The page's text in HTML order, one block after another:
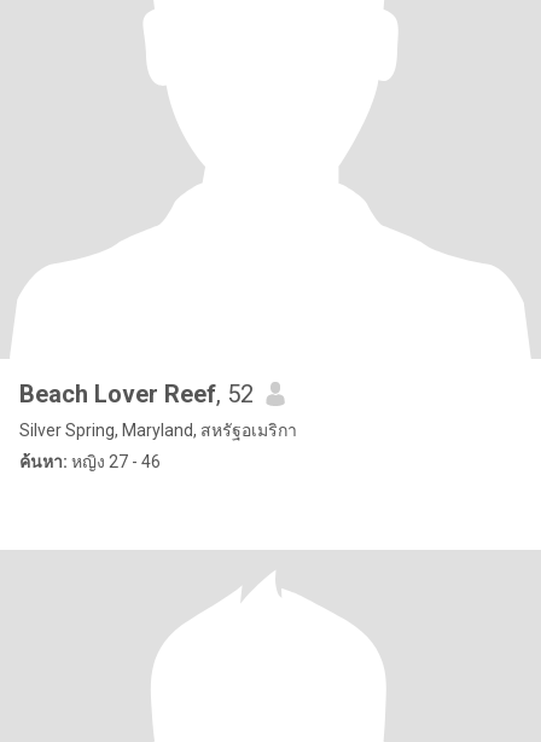
Beach Lover Reef, 52
Silver Spring, Maryland, สหรัฐอเมริกา
ค้นหา: หญิง 27 - 46